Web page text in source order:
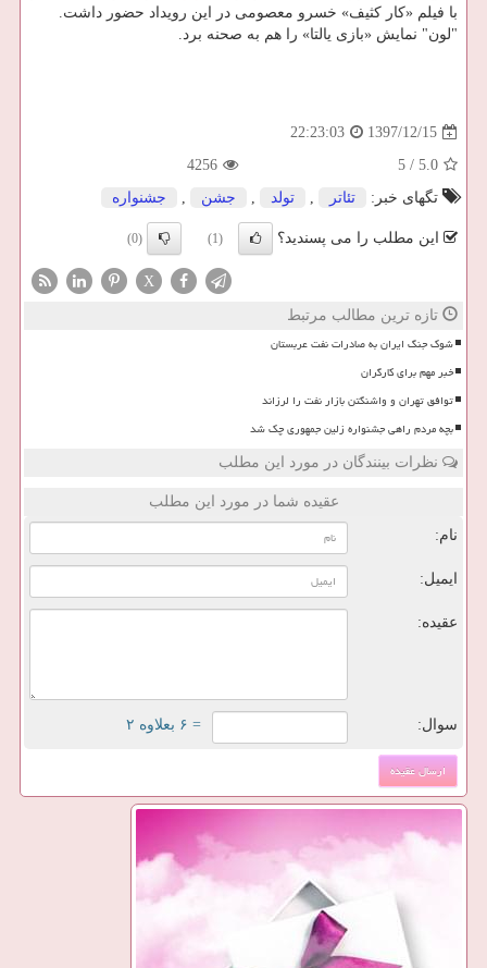
با فیلم «كار كثیف» خسرو معصومی در این رویداد حضور داشت.
"لون" نمایش «بازی یالتا» را هم به صحنه برد.
1397/12/15
22:23:03
5.0
/
5
4256
تگهای خبر:
تئاتر , تولد , جشن , جشنواره
این مطلب را می پسندید؟ (1)
(0)
X
تازه ترین مطالب مرتبط
شوک جنگ ایران به صادرات نفت عربستان
خبر مهم برای کارگران
توافق تهران و واشنگتن بازار نفت را لرزاند
بچه مردم راهی جشنواره زلین جمهوری چک شد
نظرات بینندگان در مورد این مطلب
عقیده شما در مورد این مطلب
نام:
ایمیل:
عقیده:
سوال: = ۶ بعلاوه ۲